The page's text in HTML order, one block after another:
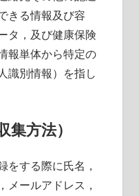
きる情報及び容
タ，及び健康保険
報単体から特定の
識別情報）を指し
方法）
をする際に氏名，
メールアドレス，